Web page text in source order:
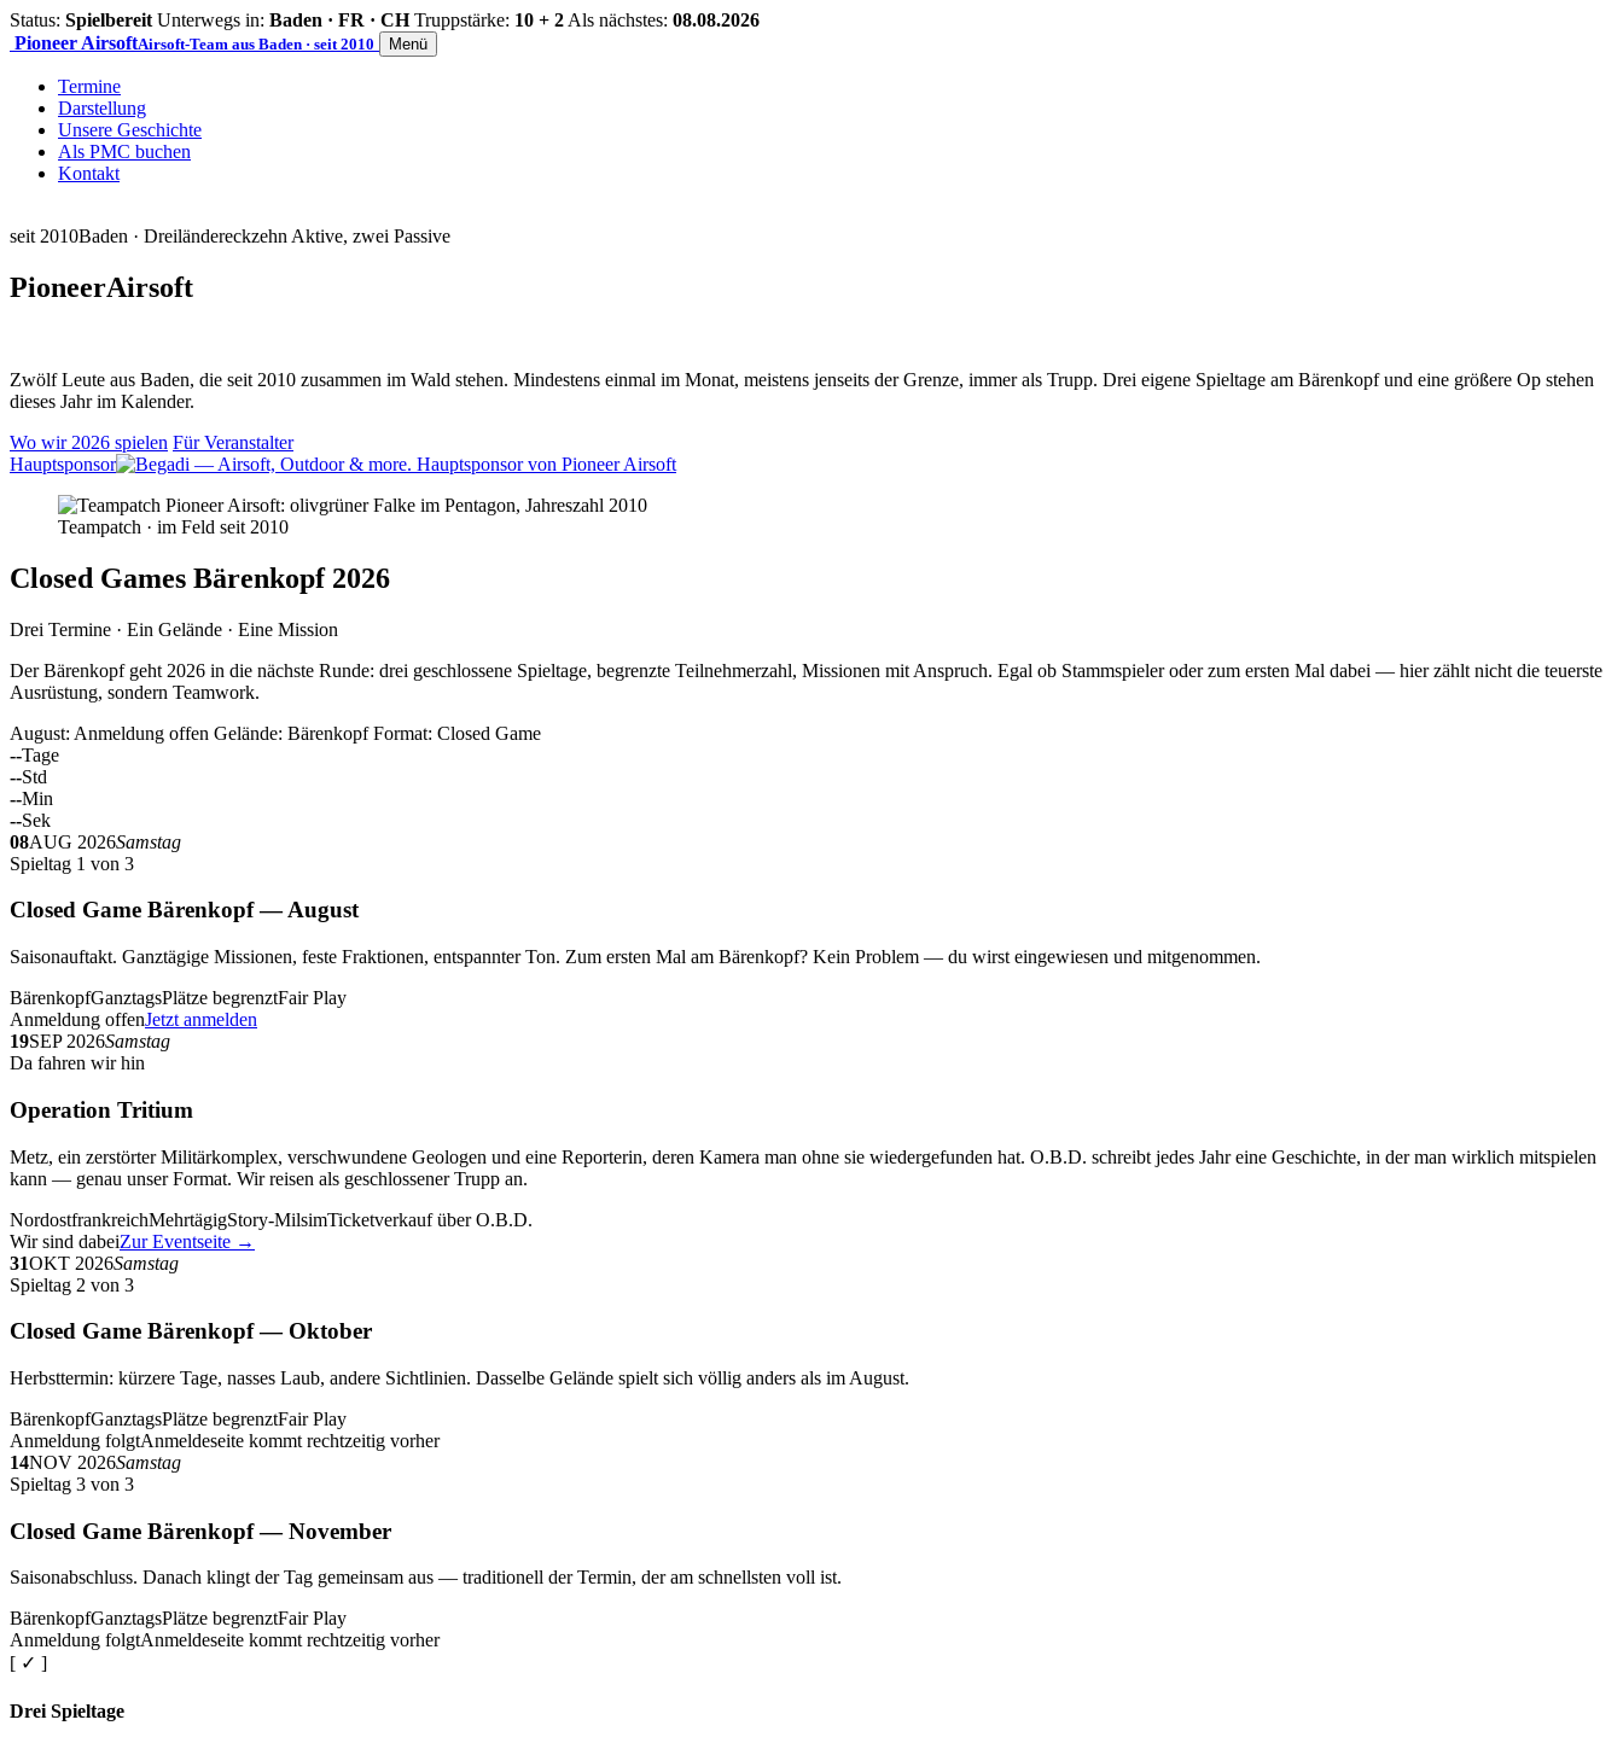
Status: Spielbereit Unterwegs in: Baden · FR · CH Truppstärke: 10 + 2 Als nächstes: 08.08.2026
Pioneer AirsoftAirsoft-Team aus Baden · seit 2010 Menü
Termine
Darstellung
Unsere Geschichte
Als PMC buchen
Kontakt
seit 2010Baden · Dreiländereckzehn Aktive, zwei Passive
PioneerAirsoft
Zwölf Leute aus Baden, die seit 2010 zusammen im Wald stehen. Mindestens einmal im Monat, meistens jenseits der Grenze, immer als Trupp. Drei eigene Spieltage am Bärenkopf und eine größere Op stehen
dieses Jahr im Kalender.
Wo wir 2026 spielen Für Veranstalter
Hauptsponsor
Teampatch · im Feld seit 2010
Closed Games Bärenkopf 2026
Drei Termine · Ein Gelände · Eine Mission
Der Bärenkopf geht 2026 in die nächste Runde: drei geschlossene Spieltage, begrenzte Teilnehmerzahl, Missionen mit Anspruch. Egal ob Stammspieler oder zum ersten Mal dabei — hier zählt nicht die teuerste
Ausrüstung, sondern Teamwork.
August: Anmeldung offen Gelände: Bärenkopf Format: Closed Game
--Tage
--Std
--Min
--Sek
08AUG 2026Samstag
Spieltag 1 von 3
Closed Game Bärenkopf — August
Saisonauftakt. Ganztägige Missionen, feste Fraktionen, entspannter Ton. Zum ersten Mal am Bärenkopf? Kein Problem — du wirst eingewiesen und mitgenommen.
BärenkopfGanztagsPlätze begrenztFair Play
Anmeldung offenJetzt anmelden
19SEP 2026Samstag
Da fahren wir hin
Operation Tritium
Metz, ein zerstörter Militärkomplex, verschwundene Geologen und eine Reporterin, deren Kamera man ohne sie wiedergefunden hat. O.B.D. schreibt jedes Jahr eine Geschichte, in der man wirklich mitspielen
kann — genau unser Format. Wir reisen als geschlossener Trupp an.
NordostfrankreichMehrtägigStory-MilsimTicketverkauf über O.B.D.
Wir sind dabeiZur Eventseite →
31OKT 2026Samstag
Spieltag 2 von 3
Closed Game Bärenkopf — Oktober
Herbsttermin: kürzere Tage, nasses Laub, andere Sichtlinien. Dasselbe Gelände spielt sich völlig anders als im August.
BärenkopfGanztagsPlätze begrenztFair Play
Anmeldung folgtAnmeldeseite kommt rechtzeitig vorher
14NOV 2026Samstag
Spieltag 3 von 3
Closed Game Bärenkopf — November
Saisonabschluss. Danach klingt der Tag gemeinsam aus — traditionell der Termin, der am schnellsten voll ist.
BärenkopfGanztagsPlätze begrenztFair Play
Anmeldung folgtAnmeldeseite kommt rechtzeitig vorher
[ ✓ ]
Drei Spieltage